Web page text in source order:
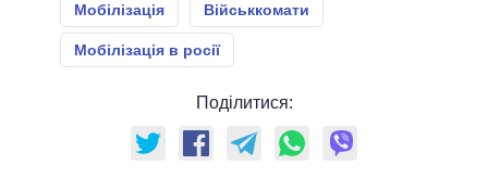
Мобілізація Військкомати
Мобілізація в росії
Поділитися: